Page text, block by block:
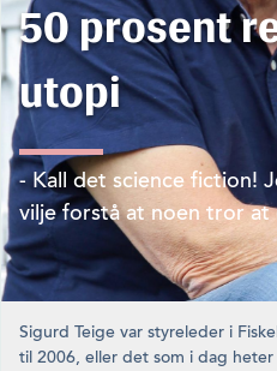
50 prosent
utopi
- Kall det science fiction!
vilje forstå at noen tror
Sigurd Teige var styreleder i
til 2006, eller det som i dag